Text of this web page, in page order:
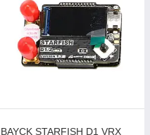
BAYCK STARFISH D1 VRX